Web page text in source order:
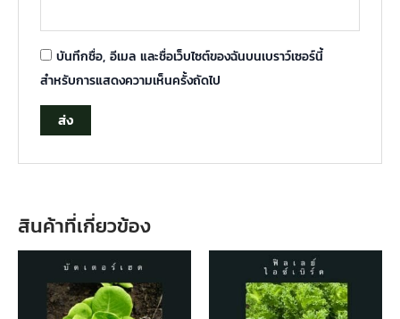
บันทึกชื่อ, อีเมล และชื่อเว็บไซต์ของฉันบนเบราว์เซอร์นี้
สำหรับการแสดงความเห็นครั้งถัดไป
สินค้าที่เกี่ยวข้อง